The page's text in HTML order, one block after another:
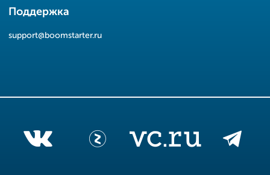
Поддержка
support@boomstarter.ru